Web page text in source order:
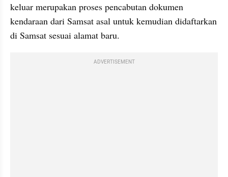
keluar merupakan proses pencabutan dokumen
kendaraan dari Samsat asal untuk kemudian didaftarkan
di Samsat sesuai alamat baru.
ADVERTISEMENT